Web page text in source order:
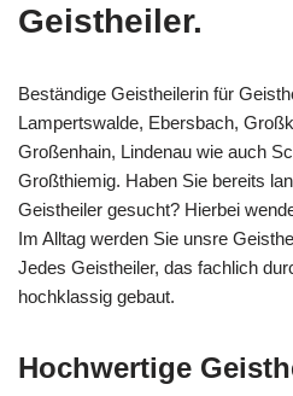
Geistheiler.
Beständige Geistheilerin für
Lampertswalde, Ebersbach,
Großenhain, Lindenau wie auch
Großthiemig. Haben Sie bereits
Geistheiler gesucht? Hierbei
Im Alltag werden Sie unsre
Jedes Geistheiler, das fachlich
hochklassig gebaut.
Hochwertige